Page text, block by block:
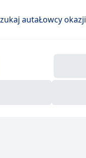
autaŁowcy okazji